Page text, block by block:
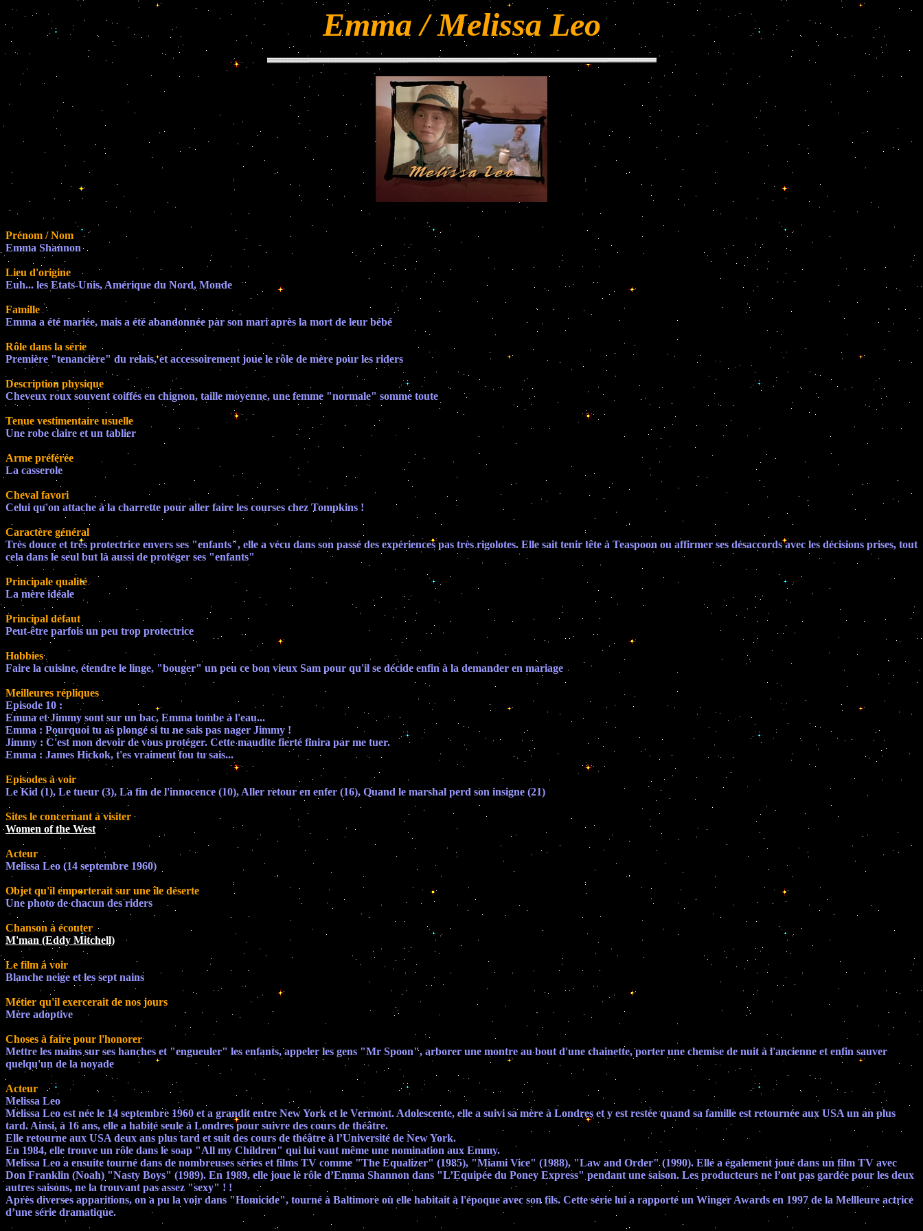
Emma / Melissa Leo
Prénom / Nom
Emma Shannon
Lieu d'origine
Euh... les Etats-Unis, Amérique du Nord, Monde
Famille
Emma a été mariée, mais a été abandonnée par son mari après la mort de leur bébé
Rôle dans la série
Première "tenancière" du relais, et accessoirement joue le rôle de mère pour les riders
Description physique
Cheveux roux souvent coiffés en chignon, taille moyenne, une femme "normale" somme toute
Tenue vestimentaire usuelle
Une robe claire et un tablier
Arme préférée
La casserole
Cheval favori
Celui qu'on attache à la charrette pour aller faire les courses chez Tompkins !
Caractère général
Très douce et très protectrice envers ses "enfants", elle a vécu dans son passé des expériences pas très rigolotes. Elle sait tenir tête à Teaspoon ou affirmer ses désaccords avec les décisions prises, tout
cela dans le seul but là aussi de protéger ses "enfants"
Principale qualité
La mère idéale
Principal défaut
Peut-être parfois un peu trop protectrice
Hobbies
Faire la cuisine, étendre le linge, "bouger" un peu ce bon vieux Sam pour qu'il se décide enfin à la demander en mariage
Meilleures répliques
Episode 10 :
Emma et Jimmy sont sur un bac, Emma tombe à l'eau...
Emma : Pourquoi tu as plongé si tu ne sais pas nager Jimmy !
Jimmy : C'est mon devoir de vous protéger. Cette maudite fierté finira par me tuer.
Emma : James Hickok, t'es vraiment fou tu sais...
Episodes à voir
Le Kid (1), Le tueur (3), La fin de l'innocence (10), Aller retour en enfer (16), Quand le marshal perd son insigne (21)
Sites le concernant à visiter
Women of the West
Acteur
Melissa Leo (14 septembre 1960)
Objet qu'il emporterait sur une île déserte
Une photo de chacun des riders
Chanson à écouter
M'man (Eddy Mitchell)
Le film à voir
Blanche neige et les sept nains
Métier qu'il exercerait de nos jours
Mère adoptive
Choses à faire pour l'honorer
Mettre les mains sur ses hanches et "engueuler" les enfants, appeler les gens "Mr Spoon", arborer une montre au bout d'une chainette, porter une chemise de nuit à l'ancienne et enfin sauver
quelqu'un de la noyade
Acteur
Melissa Leo
Melissa Leo est née le 14 septembre 1960 et a grandit entre New York et le Vermont. Adolescente, elle a suivi sa mère à Londres et y est restée quand sa famille est retournée aux USA un an plus
tard. Ainsi, à 16 ans, elle a habité seule à Londres pour suivre des cours de théâtre.
Elle retourne aux USA deux ans plus tard et suit des cours de théâtre à l’Université de New York.
En 1984, elle trouve un rôle dans le soap "All my Children" qui lui vaut même une nomination aux Emmy.
Melissa Leo a ensuite tourné dans de nombreuses séries et films TV comme "The Equalizer" (1985), "Miami Vice" (1988), "Law and Order" (1990). Elle a également joué dans un film TV avec
Don Franklin (Noah) "Nasty Boys" (1989). En 1989, elle joue le rôle d’Emma Shannon dans "L’Equipée du Poney Express" pendant une saison. Les producteurs ne l’ont pas gardée pour les deux
autres saisons, ne la trouvant pas assez "sexy" ! !
Après diverses apparitions, on a pu la voir dans "Homicide", tourné à Baltimore où elle habitait à l'époque avec son fils. Cette série lui a rapporté un Winger Awards en 1997 de la Meilleure actrice
d’une série dramatique.